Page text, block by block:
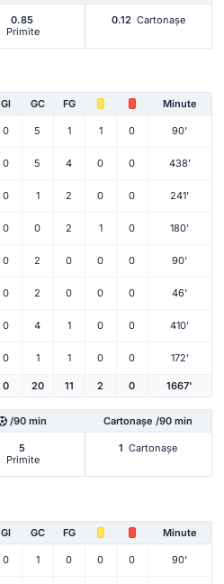
0.85
Primite
0.12 Cartonașe
Gl GC FG Minute
0 5 1 1 0 90'
0 5 4 0 0 438'
0 1 2 0 0 241'
0 0 2 1 0 180'
0 2 0 0 0 90'
0 2 0 0 0 46'
0 4 1 0 0 410'
0 1 1 0 0 172'
0 20 11 2 0 1667'
/90 min Cartonașe /90 min
5
Primite
1 Cartonașe
Gl GC FG Minute
0 1 0 0 0 90'